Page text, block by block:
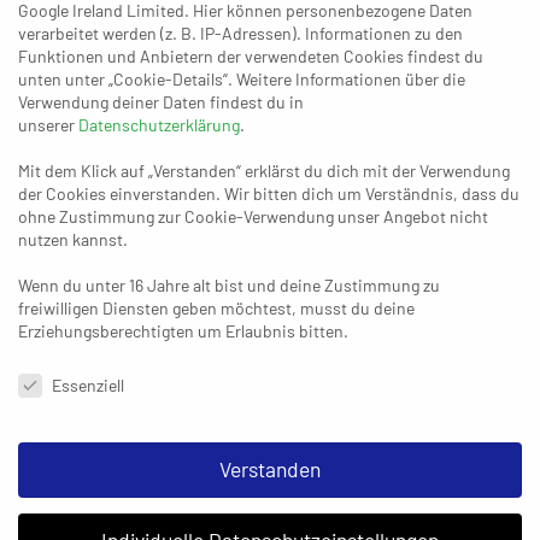
offenbar endgültig in der 3. Liga angekommen. Der Sieg gegen
die Gäste aus Schalksmühle war nun bereits die vierte Partie in
Serie ohne Niederlage und der erste Erfolg gegen ein Team aus
der Spitzengruppe. Der Lohn ist ein Platz in der oberen
Startlöchern und lagen in der ersten Halbzeit stets vorne – 3:1
(5.), 8:5 (11.), 12:9 (18.).
ran und konnten die Partie nach der Pause erstmals drehen
(16:17/32.). Aus dem 18:19 (36.) machten die Hausherren aber
zum 26:22 (47.) und 29:23 (50.) aus. Diese Führung verteidigten
Rote Karte gegen Niklas Ingenpass (58./dritte Zeitstrafe) nichts
HSG Rhein Vikings:Dreyer, Broy – Gipperich (1), Aust (11),
Google Ireland Limited. Hier können personenbezogene Daten
verarbeitet werden (z. B. IP-Adressen). Informationen zu den
Funktionen und Anbietern der verwendeten Cookies findest du
unten unter „Cookie-Details“. Weitere Informationen über die
Verwendung deiner Daten findest du in
unserer Datenschutzerklärung.
Mit dem Klick auf „Verstanden“ erklärst du dich mit der Verwendung
der Cookies einverstanden. Wir bitten dich um Verständnis, dass du
ohne Zustimmung zur Cookie-Verwendung unser Angebot nicht
nutzen kannst.
Wenn du unter 16 Jahre alt bist und deine Zustimmung zu
freiwilligen Diensten geben möchtest, musst du deine
Erziehungsberechtigten um Erlaubnis bitten.
Datenschutzeinstellungen & Nutzungsbedingungen
Essenziell
Verstanden